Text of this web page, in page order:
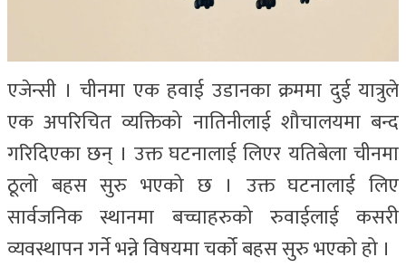
एजेन्सी । चीनमा एक हवाई उडानका क्रममा दुई यात्रुले
एक अपरिचित व्यक्तिको नातिनीलाई शौचालयमा बन्द
गरिदिएका छन् । उक्त घटनालाई लिएर यतिबेला चीनमा
ठूलो बहस सुरु भएको छ । उक्त घटनालाई लिए
सार्वजनिक स्थानमा बच्चाहरुको रुवाईलाई कसरी
व्यवस्थापन गर्ने भन्ने विषयमा चर्को बहस सुरु भएको हो ।